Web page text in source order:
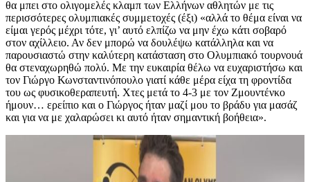
θα μπει στο ολιγομελές κλαμπ των Ελλήνων αθλητών με τις
περισσότερες ολυμπιακές συμμετοχές (έξι) «αλλά το θέμα είναι να
είμαι γερός μέχρι τότε, γι’ αυτό ελπίζω να μην έχω κάτι σοβαρό
στον αχίλλειο. Αν δεν μπορώ να δουλέψω κατάλληλα και να
παρουσιαστώ στην καλύτερη κατάσταση στο Ολυμπιακό τουρνουά
θα στεναχωρηθώ πολύ. Με την ευκαιρία θέλω να ευχαριστήσω και
τον Γιώργο Κωνσταντινόπουλο γιατί κάθε μέρα είχα τη φροντίδα
του ως φυσικοθεραπευτή. Χτες μετά το 4-3 με τον Ζμουντένκο
ήμουν… ερείπιο και ο Γιώργος ήταν μαζί μου το βράδυ για μασάζ
και για να με χαλαρώσει κι αυτό ήταν σημαντική βοήθεια».